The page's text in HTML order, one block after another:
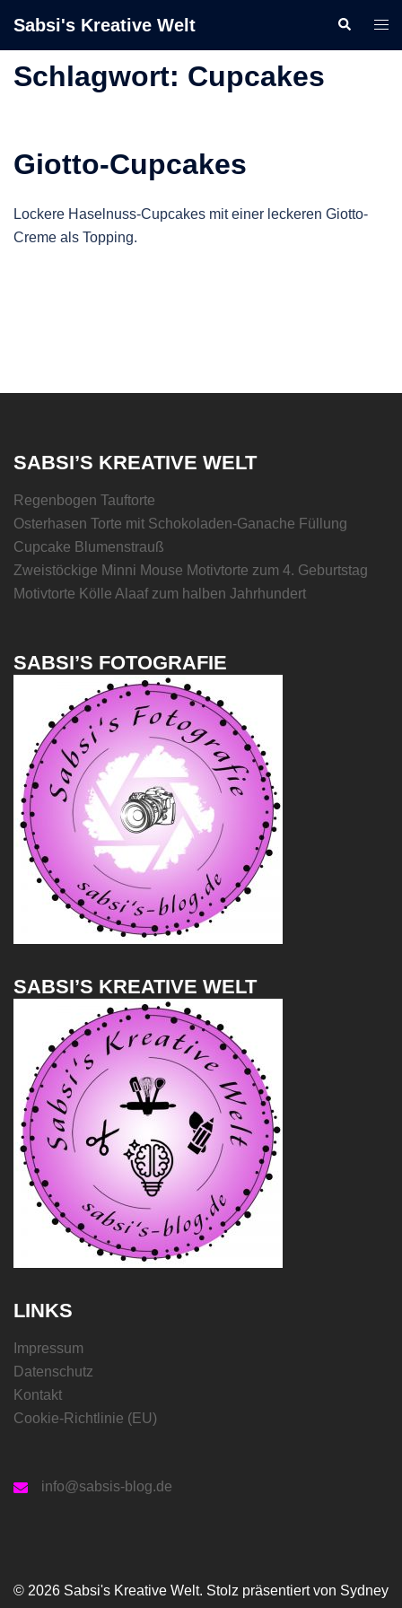
Inhalt
Sabsi's Kreative Welt Suche
Schlagwort: Cupcakes
Giotto-Cupcakes
Lockere Haselnuss-Cupcakes mit einer leckeren Giotto-
Creme als Topping.
SABSI’S KREATIVE WELT
Regenbogen Tauftorte
Osterhasen Torte mit Schokoladen-Ganache Füllung
Cupcake Blumenstrauß
Zweistöckige Minni Mouse Motivtorte zum 4. Geburtstag
Motivtorte Kölle Alaaf zum halben Jahrhundert
SABSI’S FOTOGRAFIE
SABSI’S KREATIVE WELT
LINKS
Impressum
Datenschutz
Kontakt
Cookie-Richtlinie (EU)
info@sabsis-blog.de
© 2026 Sabsi's Kreative Welt. Stolz präsentiert von Sydney